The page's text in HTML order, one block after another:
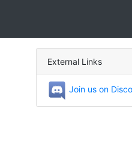
External Links
Join us on